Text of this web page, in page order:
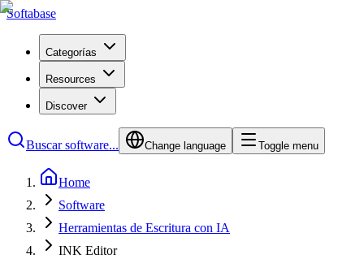
Softabase
Categorías
Resources
Discover
Buscar software... Change language Toggle menu
Home
Software
Herramientas de Escritura con IA
INK Editor